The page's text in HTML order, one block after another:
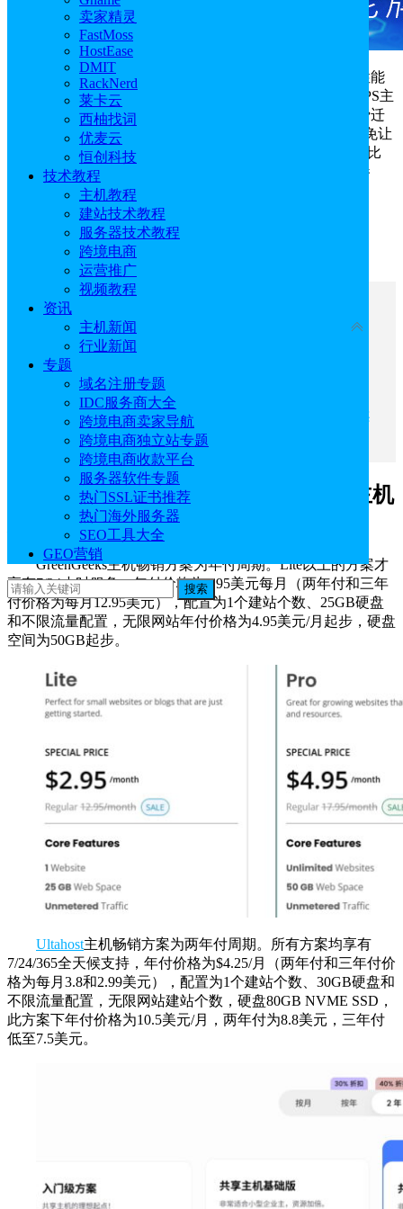
卖家精灵
FastMoss
HostEase
DMIT
RackNerd
莱卡云
西柚找词
优麦云
恒创科技
技术教程
主机教程
建站技术教程
服务器技术教程
跨境电商
运营推广
视频教程
资讯
主机新闻
行业新闻
专题
域名注册专题
IDC服务商大全
跨境电商卖家导航
跨境电商独立站专题
跨境电商收款平台
服务器软件专题
热门SSL证书推荐
热门海外服务器
SEO工具大全
GEO营销
搜索
Ultahost和GreenGeeks主机是两家产品方案相似，且性能
都非常卓越的国外主机商
，因为二者均提供共享主机、VPS主
机托管和WordPress主机方案，除此之外还都支持网站免费迁
移、退款保障、免费域名、SSL证书等额外服务。为了避免让
各位在购买主机时陷入难以抉择的境地，本文接下来将对比
Ultahost和GreenGeeks主机的三款产品方案价格，供大家参
Ultahost主机官网：点击直达
GreenGeeks主机官网：
文章目录
Ultahost和GreenGeeks对比一：共享主机方案价格
Ultahost和GreenGeeks对比二：VPS主机托管方案
价格
Ultahost和GreenGeeks对比三：WordPress主机方案
价格
Ultahost和GreenGeeks对比一：共享主机
方案价格
GreenGeeks主机畅销方案为年付周期。Lite以上的方案才
享有7/24小时服务，年付价格为2.95美元每月（两年付和三年
付价格为每月12.95美元），配置为1个建站个数、25GB硬盘
和不限流量配置，无限网站年付价格为4.95美元/月起步，硬盘
空间为50GB起步。
Ultahost主机畅销方案为两年付周期。所有方案均享有
7/24/365全天候支持，年付价格为$4.25/月（两年付和三年付价
格为每月3.8和2.99美元），配置为1个建站个数、30GB硬盘和
不限流量配置，无限网站建站个数，硬盘80GB NVME SSD，
此方案下年付价格为10.5美元/月，两年付为8.8美元，三年付
低至7.5美元。